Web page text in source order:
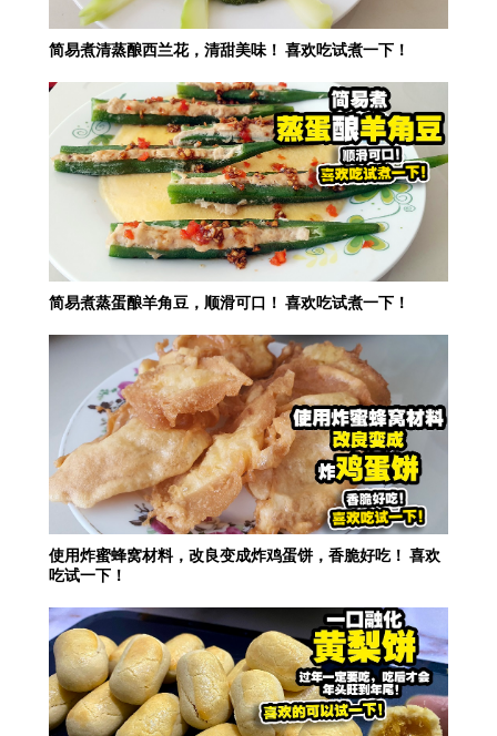
简易煮清蒸酿西兰花，清甜美味！ 喜欢吃试煮一下！
简易煮蒸蛋酿羊角豆，顺滑可口！ 喜欢吃试煮一下！
使用炸蜜蜂窝材料，改良变成炸鸡蛋饼，香脆好吃！ 喜欢
吃试一下！